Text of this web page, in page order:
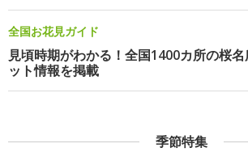
全国お花見ガイド
見頃時期がわかる！全国1400カ所の桜
ット情報を掲載
季節特集